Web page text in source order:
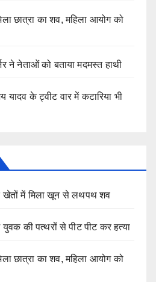
छात्रा का शव, महिला आयोग को
ने नेताओं को बताया मदमस्त हाथी
के ट्वीट वार में कटारिया भी
खेतों में मिला खून से लथपथ शव
युवक की पत्थरों से पीट पीट कर हत्या
छात्रा का शव, महिला आयोग को